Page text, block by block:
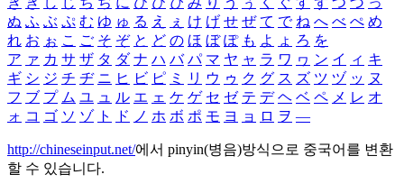
ぬ ふ ぶ ぷ む ゆ ゅ る え ぇ け げ せ ぜ て で ね へ べ ぺ め
れ お ぉ こ ご そ ぞ と ど の ほ ぼ ぽ も よ ょ ろ を
ア ァ カ サ ザ タ ダ ナ ハ バ パ マ ヤ ャ ラ ワ ヮ ン イ ィ キ
ギ シ ジ チ ヂ ニ ヒ ビ ピ ミ リ ウ ゥ ク グ ス ズ ツ ヅ ッ ヌ
フ ブ プ ム ユ ュ ル エ ェ ケ ゲ セ ゼ テ デ ヘ ベ ペ メ レ オ
ォ コ ゴ ソ ゾ ト ド ノ ホ ボ ポ モ ヨ ョ ロ ヲ ―
http://chineseinput.net/에서 pinyin(병음)방식으로 중국어를 변환
할 수 있습니다.